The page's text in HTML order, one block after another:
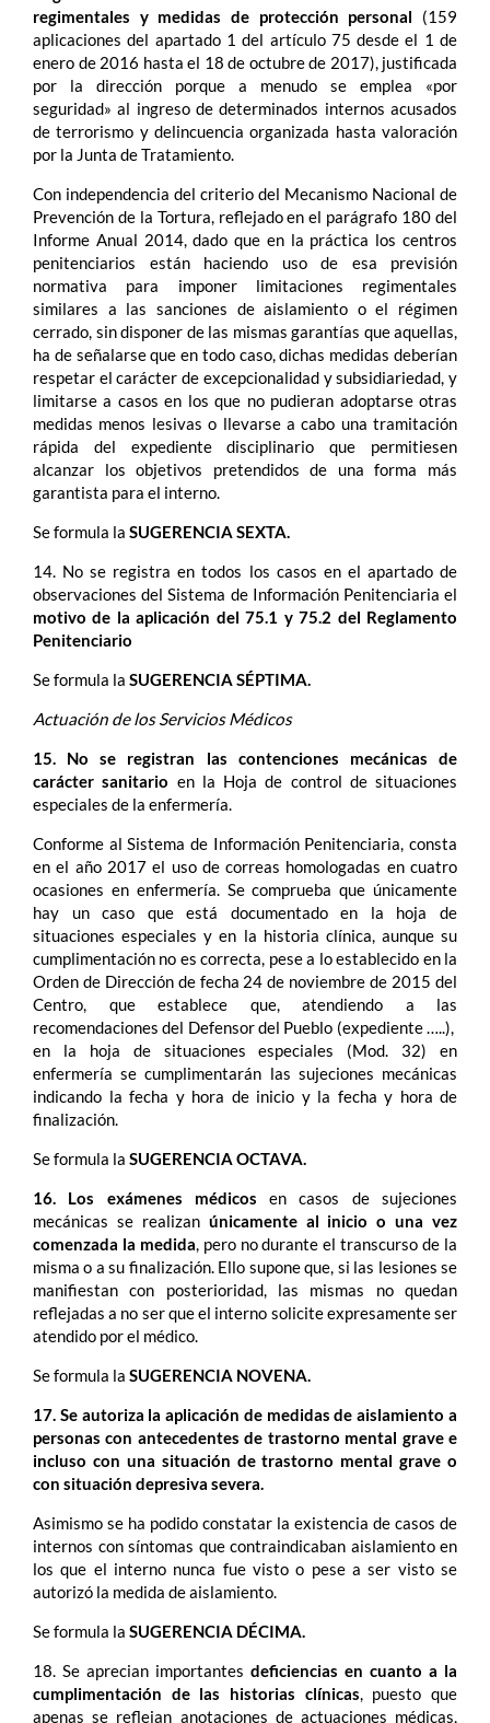
regimentales y medidas de protección personal (159
aplicaciones del apartado 1 del artículo 75 desde el 1 de
enero de 2016 hasta el 18 de octubre de 2017), justificada
por la dirección porque a menudo se emplea «por
seguridad» al ingreso de determinados internos acusados
de terrorismo y delincuencia organizada hasta valoración
por la Junta de Tratamiento.
Con independencia del criterio del Mecanismo Nacional de
Prevención de la Tortura, reflejado en el parágrafo 180 del
Informe Anual 2014, dado que en la práctica los centros
penitenciarios están haciendo uso de esa previsión
normativa para imponer limitaciones regimentales
similares a las sanciones de aislamiento o el régimen
cerrado, sin disponer de las mismas garantías que aquellas,
ha de señalarse que en todo caso, dichas medidas deberían
respetar el carácter de excepcionalidad y subsidiariedad, y
limitarse a casos en los que no pudieran adoptarse otras
medidas menos lesivas o llevarse a cabo una tramitación
rápida del expediente disciplinario que permitiesen
alcanzar los objetivos pretendidos de una forma más
garantista para el interno.
Se formula la SUGERENCIA SEXTA.
14. No se registra en todos los casos en el apartado de
observaciones del Sistema de Información Penitenciaria el
motivo de la aplicación del 75.1 y 75.2 del Reglamento
Penitenciario
Se formula la SUGERENCIA SÉPTIMA.
Actuación de los Servicios Médicos
15. No se registran las contenciones mecánicas de
carácter sanitario en la Hoja de control de situaciones
especiales de la enfermería.
Conforme al Sistema de Información Penitenciaria, consta
en el año 2017 el uso de correas homologadas en cuatro
ocasiones en enfermería. Se comprueba que únicamente
hay un caso que está documentado en la hoja de
situaciones especiales y en la historia clínica, aunque su
cumplimentación no es correcta, pese a lo establecido en la
Orden de Dirección de fecha 24 de noviembre de 2015 del
Centro, que establece que, atendiendo a las
recomendaciones del Defensor del Pueblo (expediente …..),
en la hoja de situaciones especiales (Mod. 32) en
enfermería se cumplimentarán las sujeciones mecánicas
indicando la fecha y hora de inicio y la fecha y hora de
finalización.
Se formula la SUGERENCIA OCTAVA.
16. Los exámenes médicosen casos de sujeciones
mecánicas se realizan únicamente al inicio o una vez
comenzada la medida, pero no durante el transcurso de la
misma o a su finalización. Ello supone que, si las lesiones se
manifiestan con posterioridad, las mismas no quedan
reflejadas a no ser que el interno solicite expresamente ser
atendido por el médico.
Se formula la SUGERENCIA NOVENA.
17. Se autoriza la aplicación de medidas de aislamiento a
personas con antecedentes de trastorno mental grave e
incluso con una situación de trastorno mental grave o
con situación depresiva severa.
Asimismo se ha podido constatar la existencia de casos de
internos con síntomas que contraindicaban aislamiento en
los que el interno nunca fue visto o pese a ser visto se
autorizó la medida de aislamiento.
Se formula la SUGERENCIA DÉCIMA.
18. Se aprecian importantes deficiencias en cuanto a la
cumplimentación de las historias clínicas, puesto que
apenas se reflejan anotaciones de actuaciones médicas,